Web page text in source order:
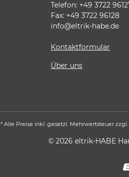
Telefon: +49 3722
Fax: +49 3722 96128
info@eltrik-habe.de
Kontaktformular
Über uns
* Alle Preise inkl. gesetzl. Mehrwertsteuer zzgl.
© 2026 eltrik-HABE